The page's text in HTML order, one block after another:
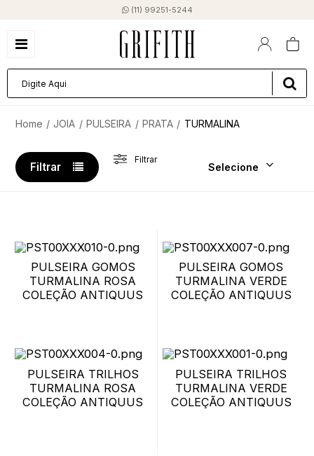
(11) 99251-5244
JOIA PULSEIRA PRATA TURMALINA
Filtrar
Filtrar
Selecione
PULSEIRA GOMOS
TURMALINA ROSA
COLEÇÃO ANTIQUUS
PULSEIRA GOMOS
TURMALINA VERDE
COLEÇÃO ANTIQUUS
PULSEIRA TRILHOS
TURMALINA ROSA
COLEÇÃO ANTIQUUS
PULSEIRA TRILHOS
TURMALINA VERDE
COLEÇÃO ANTIQUUS